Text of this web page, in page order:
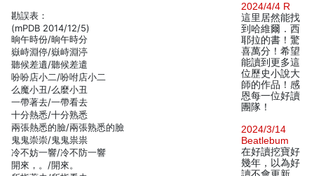
勘誤表：
(mPDB 2014/12/5)
晌午時份/晌午時分
嶽峙淵停/嶽峙淵渟
聽候差遺/聽候差遣
吩吩店小二/吩咐店小二
么魔小丑/么麼小丑
一帶著去/一帶看去
十分熱悉/十分熟悉
兩張熱悉的臉/兩張熟悉的臉
鬼鬼崇崇/鬼鬼祟祟
冷不妨一響/冷不防一響
開來，。/開來。
2024/4/4 R
這里居然能找
到哈維爾．西
耶拉的書！驚
喜萬分！希望
能讀到更多這
位歷史小說大
師的作品！感
恩每一位好讀
團隊！
2024/3/14
Beatlebum
在好讀挖寶好
幾年，以為好